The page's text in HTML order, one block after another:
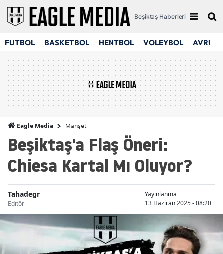
Beşiktaş Haberleri
FUTBOL BASKETBOL HENTBOL VOLEYBOL
Eagle Media Manşet
Beşiktaş'a Flaş Öneri:
Chiesa Kartal Mı Oluyor?
Tahadegr
Editör
Yayınlanma
13 Haziran 2025 - 08:20